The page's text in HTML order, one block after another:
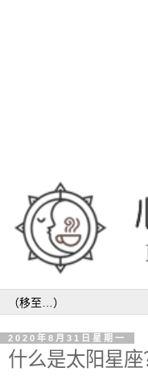
2020年8月31日星期一
什么是太阳星